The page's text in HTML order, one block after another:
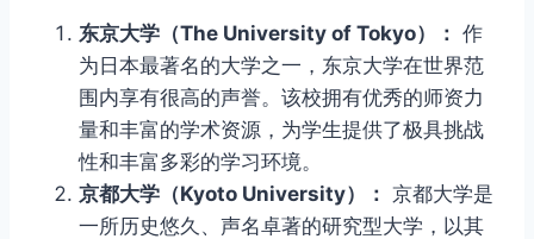
东京大学（The University of Tokyo）： 作
为日本最著名的大学之一，东京大学在世界范
围内享有很高的声誉。该校拥有优秀的师资力
量和丰富的学术资源，为学生提供了极具挑战
性和丰富多彩的学习环境。
京都大学（Kyoto University）： 京都大学是
一所历史悠久、声名卓著的研究型大学，以其